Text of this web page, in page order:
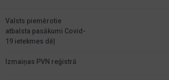
Valsts piemērotie
atbalsta pasākumi Covid-
19 ietekmes dēļ
Izmaiņas PVN reģistrā